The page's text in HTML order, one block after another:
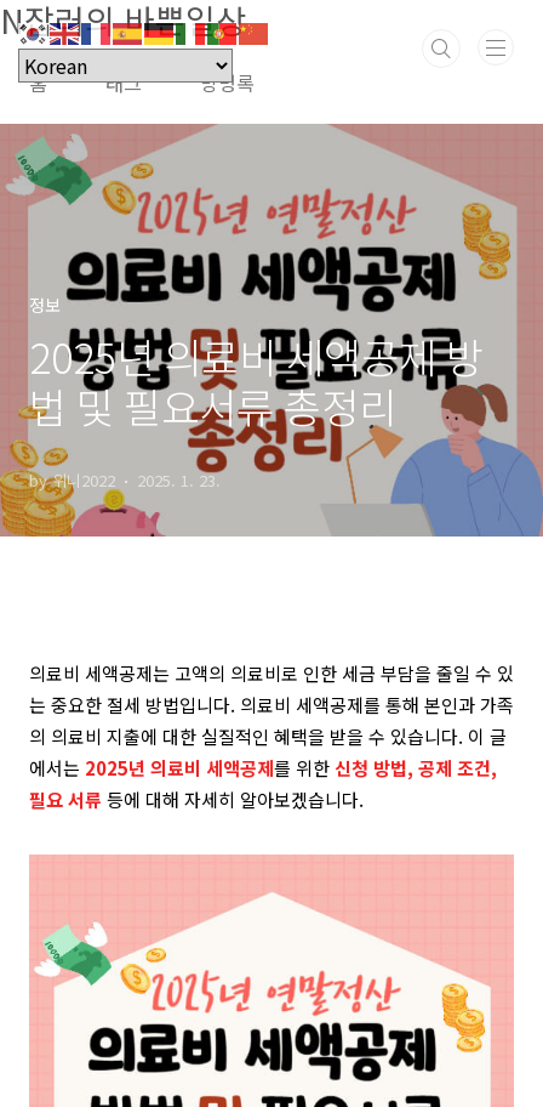
본문 바로가기
N잡러의 바쁜일상
홈 태그 방명록
정보
2025년 의료비 세액공제 방
법 및 필요서류 총정리
by 위니2022 2025. 1. 23.
의료비 세액공제는 고액의 의료비로 인한 세금 부담을 줄일 수 있
는 중요한 절세 방법입니다. 의료비 세액공제를 통해 본인과 가족
의 의료비 지출에 대한 실질적인 혜택을 받을 수 있습니다. 이 글
에서는 2025년 의료비 세액공제를 위한 신청 방법, 공제 조건,
필요 서류 등에 대해 자세히 알아보겠습니다.